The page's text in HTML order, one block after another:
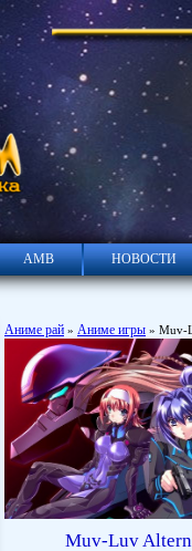
АМВ НОВОСТИ
Аниме рай » Аниме игры » Muv-
Muv-Luv